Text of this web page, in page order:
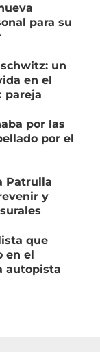
para su
un
en el
pareja
por las
por el
Patrulla
y
que
en el
autopista